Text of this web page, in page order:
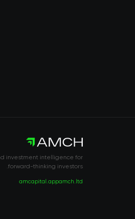
investment intelligence for
forward-thinking investors.
amch.ltd
amcapital.app